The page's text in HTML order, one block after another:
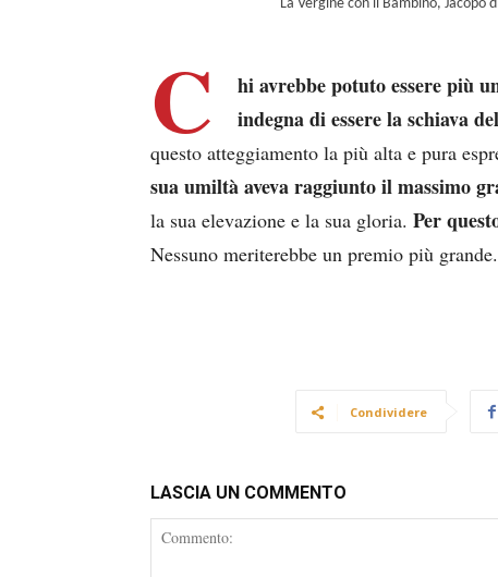
La Vergine con il Bambino, Jacopo
C
hi avrebbe potuto essere più
indegna di essere la schiava
questo atteggiamento la più alta e pura
sua umiltà aveva raggiunto il massimo
la sua elevazione e la sua gloria. Per
Nessuno meriterebbe un premio più grande.
Condividere
LASCIA UN COMMENTO